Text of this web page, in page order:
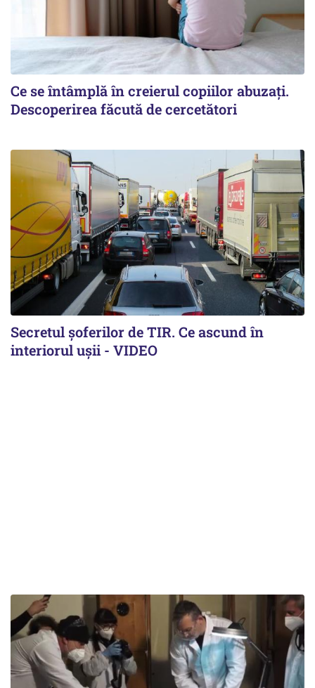
Ce se întâmplă în creierul copiilor abuzați.
Descoperirea făcută de cercetători
Secretul șoferilor de TIR. Ce ascund în
interiorul ușii - VIDEO